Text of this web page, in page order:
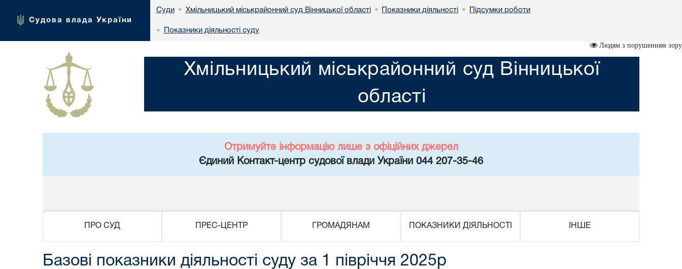
Судова влада України
Суди • Хмільницький міськрайонний суд Вінницької області • Показники діяльності • Підсумки роботи
• Показники діяльності суду
Людям з порушенням зору
Хмільницький міськрайонний суд Вінницької
області
Отримуйте інформацію лише з офіційних джерел
Єдиний Контакт-центр судової влади України 044 207-35-46
ПРО СУД ПРЕС-ЦЕНТР ГРОМАДЯНАМ ПОКАЗНИКИ ДІЯЛЬНОСТІ ІНШЕ
Базові показники діяльності суду за 1 півріччя 2025р